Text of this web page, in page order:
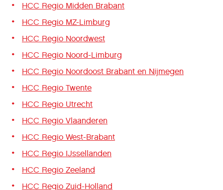
HCC Regio Midden Brabant
HCC Regio MZ-Limburg
HCC Regio Noordwest
HCC Regio Noord-Limburg
HCC Regio Noordoost Brabant en Nijmegen
HCC Regio Twente
HCC Regio Utrecht
HCC Regio Vlaanderen
HCC Regio West-Brabant
HCC Regio IJssellanden
HCC Regio Zeeland
HCC Regio Zuid-Holland